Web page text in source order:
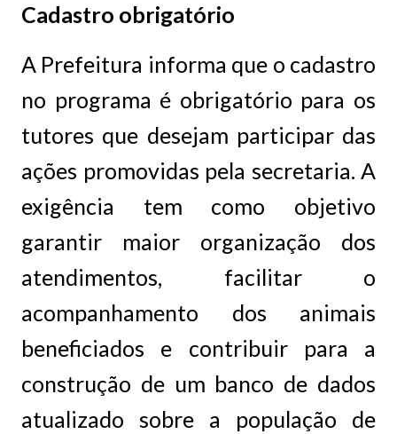
Cadastro obrigatório
A Prefeitura informa que o cadastro
no programa é obrigatório para os
tutores que desejam participar das
ações promovidas pela secretaria. A
exigência tem como objetivo
garantir maior organização dos
atendimentos, facilitar o
acompanhamento dos animais
beneficiados e contribuir para a
construção de um banco de dados
atualizado sobre a população de